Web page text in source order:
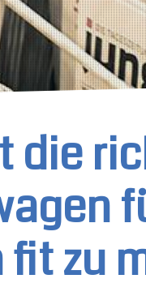
die
fit zu